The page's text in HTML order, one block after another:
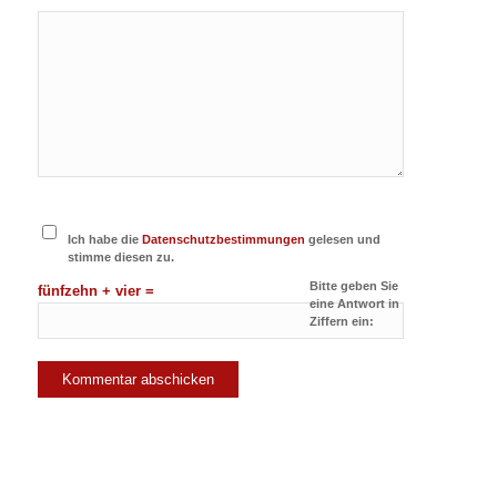
Ich habe dieDatenschutzbestimmungen gelesen und
stimme diesen zu.
Bitte geben Sie
eine Antwort in
Ziffern ein:
fünfzehn + vier =